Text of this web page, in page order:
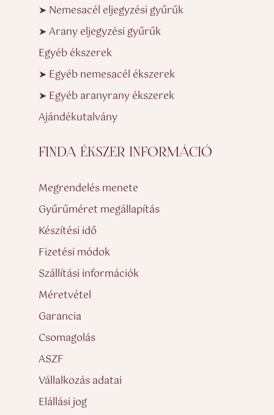
➤ Nemesacél eljegyzési gyűrűk
➤ Arany eljegyzési gyűrűk
Egyéb ékszerek
➤ Egyéb nemesacél ékszerek
➤ Egyéb aranyrany ékszerek
Ajándékutalvány
FINDA ÉKSZER INFORMÁCIÓ
Megrendelés menete
Gyűrűméret megállapítás
Készítési idő
Fizetési módok
Szállítási információk
Méretvétel
Garancia
Csomagolás
ASZF
Vállalkozás adatai
Elállási jog